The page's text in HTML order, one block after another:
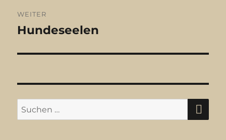
WEITER
Nächster
Hundeseelen
Suchen
nach: